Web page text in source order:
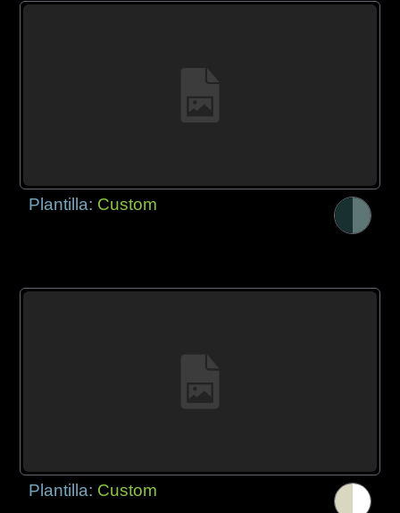
Plantilla: Custom
Plantilla: Custom